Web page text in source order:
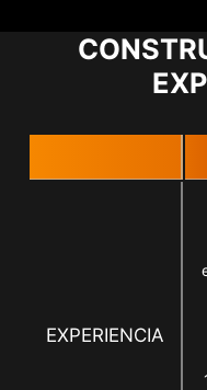
EXPERIENCIA